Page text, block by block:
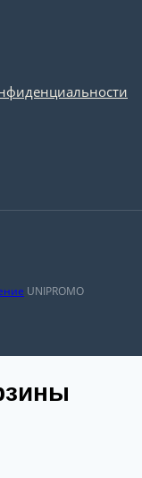
UNIPROMO